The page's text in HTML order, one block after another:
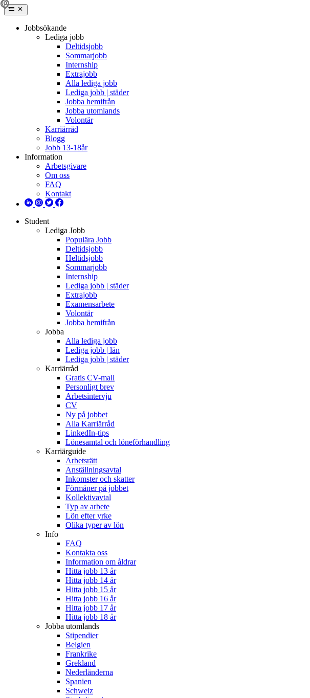
Jobbsökande
Lediga jobb
Deltidsjobb
Sommarjobb
Internship
Extrajobb
Alla lediga jobb
Lediga jobb | städer
Jobba hemifrån
Jobba utomlands
Volontär
Karriärråd
Blogg
Jobb 13-18år
Information
Arbetsgivare
Om oss
FAQ
Kontakt
Student
Lediga Jobb
Populära Jobb
Deltidsjobb
Heltidsjobb
Sommarjobb
Internship
Lediga jobb | städer
Extrajobb
Examensarbete
Volontär
Jobba hemifrån
Jobba
Alla lediga jobb
Lediga jobb | län
Lediga jobb | städer
Karriärråd
Gratis CV-mall
Personligt brev
Arbetsintervju
CV
Ny på jobbet
Alla Karriärråd
LinkedIn-tips
Lönesamtal och löneförhandling
Karriärguide
Arbetsrätt
Anställningsavtal
Inkomster och skatter
Förmåner på jobbet
Kollektivavtal
Typ av arbete
Lön efter yrke
Olika typer av lön
Info
FAQ
Kontakta oss
Information om åldrar
Hitta jobb 13 år
Hitta jobb 14 år
Hitta jobb 15 år
Hitta jobb 16 år
Hitta jobb 17 år
Hitta jobb 18 år
Jobba utomlands
Stipendier
Belgien
Frankrike
Grekland
Nederländerna
Spanien
Schweiz